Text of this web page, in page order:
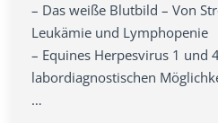
– Das weiße Blutbild – Von
Leukämie und Lymphopenie
– Equines Herpesvirus 1 und
labordiagnostischen
…